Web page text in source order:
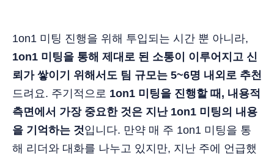
1on1 미팅 진행을 위해 투입되는 시간 뿐 아니라,
1on1 미팅을 통해 제대로 된 소통이 이루어지고 신
뢰가 쌓이기 위해서도 팀 규모는 5~6명 내외로 추천
드려요. 주기적으로 1on1 미팅을 진행할 때, 내용적
측면에서 가장 중요한 것은 지난 1on1 미팅의 내용
을 기억하는 것입니다. 만약 매 주 1on1 미팅을 통
해 리더와 대화를 나누고 있지만, 지난 주에 언급했